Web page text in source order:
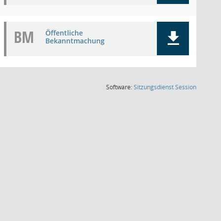
BM
Öffentliche
Bekanntmachung
Software:SitzungsdienstSession(Wird in